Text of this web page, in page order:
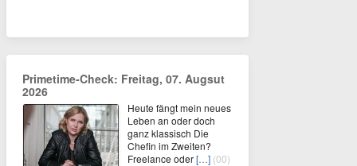
Primetime-Check: Freitag, 07. Augsut
2026
Heute fängt mein neues
Leben an oder doch
ganz klassisch Die
Chefin im Zweiten?
Freelance oder[…] (00)